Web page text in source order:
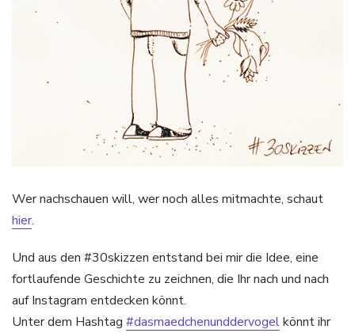
Wer nachschauen will, wer noch alles mitmachte, schaut
hier.
Und aus den #30skizzen entstand bei mir die Idee, eine
fortlaufende Geschichte zu zeichnen, die Ihr nach und nach
auf Instagram entdecken könnt.
Unter dem Hashtag #dasmaedchenunddervogelkönnt ihr